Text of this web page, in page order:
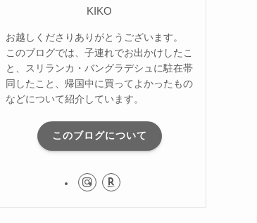
KIKO
お越しくださりありがとうございます。
このブログでは、子連れでお出かけしたこ
と、スリランカ・バングラデシュに駐在帯
同したこと、帰国中に買ってよかったもの
などについて紹介しています。
このブログについて